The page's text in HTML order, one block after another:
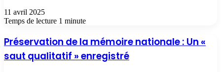
11 avril 2025
Temps de lecture 1 minute
Préservation de la mémoire nationale : Un «
saut qualitatif » enregistré